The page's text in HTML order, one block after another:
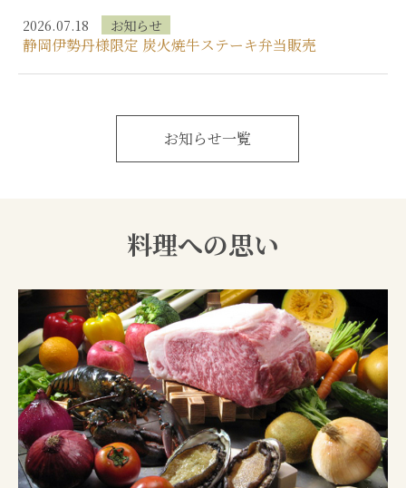
2026.07.18 お知らせ
静岡伊勢丹様限定 炭火焼牛ステーキ弁当販売
お知らせ一覧
料理への思い